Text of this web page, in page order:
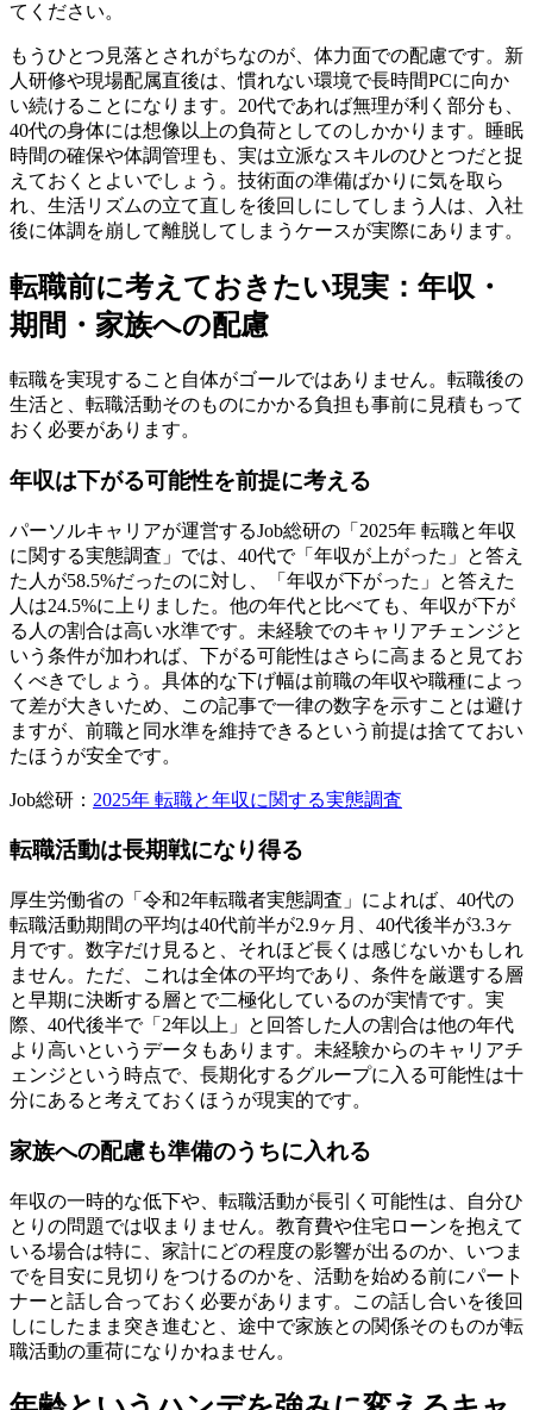
てください。
もうひとつ見落とされがちなのが、体力面での配慮です。新
人研修や現場配属直後は、慣れない環境で長時間PCに向か
い続けることになります。20代であれば無理が利く部分も、
40代の身体には想像以上の負荷としてのしかかります。睡眠
時間の確保や体調管理も、実は立派なスキルのひとつだと捉
えておくとよいでしょう。技術面の準備ばかりに気を取ら
れ、生活リズムの立て直しを後回しにしてしまう人は、入社
後に体調を崩して離脱してしまうケースが実際にあります。
転職前に考えておきたい現実：年収・
期間・家族への配慮
転職を実現すること自体がゴールではありません。転職後の
生活と、転職活動そのものにかかる負担も事前に見積もって
おく必要があります。
年収は下がる可能性を前提に考える
パーソルキャリアが運営するJob総研の「2025年 転職と年収
に関する実態調査」では、40代で「年収が上がった」と答え
た人が58.5%だったのに対し、「年収が下がった」と答えた
人は24.5%に上りました。他の年代と比べても、年収が下が
る人の割合は高い水準です。未経験でのキャリアチェンジと
いう条件が加われば、下がる可能性はさらに高まると見てお
くべきでしょう。具体的な下げ幅は前職の年収や職種によっ
て差が大きいため、この記事で一律の数字を示すことは避け
ますが、前職と同水準を維持できるという前提は捨てておい
たほうが安全です。
Job総研： 2025年 転職と年収に関する実態調査
転職活動は長期戦になり得る
厚生労働省の「令和2年転職者実態調査」によれば、40代の
転職活動期間の平均は40代前半が2.9ヶ月、40代後半が3.3ヶ
月です。数字だけ見ると、それほど長くは感じないかもしれ
ません。ただ、これは全体の平均であり、条件を厳選する層
と早期に決断する層とで二極化しているのが実情です。実
際、40代後半で「2年以上」と回答した人の割合は他の年代
より高いというデータもあります。未経験からのキャリアチ
ェンジという時点で、長期化するグループに入る可能性は十
分にあると考えておくほうが現実的です。
家族への配慮も準備のうちに入れる
年収の一時的な低下や、転職活動が長引く可能性は、自分ひ
とりの問題では収まりません。教育費や住宅ローンを抱えて
いる場合は特に、家計にどの程度の影響が出るのか、いつま
でを目安に見切りをつけるのかを、活動を始める前にパート
ナーと話し合っておく必要があります。この話し合いを後回
しにしたまま突き進むと、途中で家族との関係そのものが転
職活動の重荷になりかねません。